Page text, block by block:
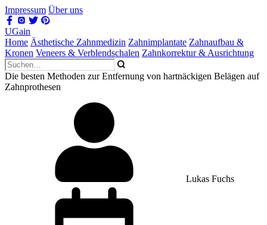
Impressum Über uns
UGain
Home Ästhetische Zahnmedizin Zahnimplantate Zahnaufbau &
Kronen Veneers & Verblendschalen Zahnkorrektur & Ausrichtung
Die besten Methoden zur Entfernung von hartnäckigen Belägen auf
Zahnprothesen
Lukas Fuchs